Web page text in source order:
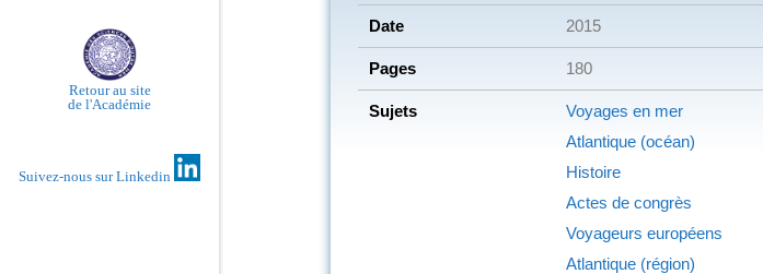
Retour au site
de l'Académie
Suivez-nous sur Linkedin
Date 2015
Pages 180
Sujets
Voyages en mer
Atlantique (océan)
Histoire
Actes de congrès
Voyageurs européens
Atlantique (région)